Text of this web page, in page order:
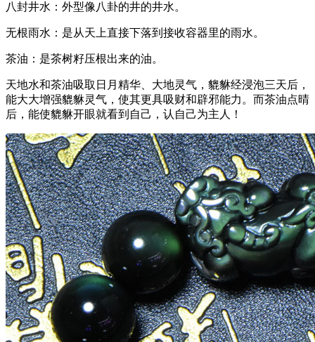
八封井水：外型像八卦的井的井水。
无根雨水：是从天上直接下落到接收容器里的雨水。
茶油：是茶树籽压根出来的油。
天地水和茶油吸取日月精华、大地灵气，貔貅经浸泡三天后，
能大大增强貔貅灵气，使其更具吸财和辟邪能力。而茶油点晴
后，能使貔貅开眼就看到自己，认自己为主人！